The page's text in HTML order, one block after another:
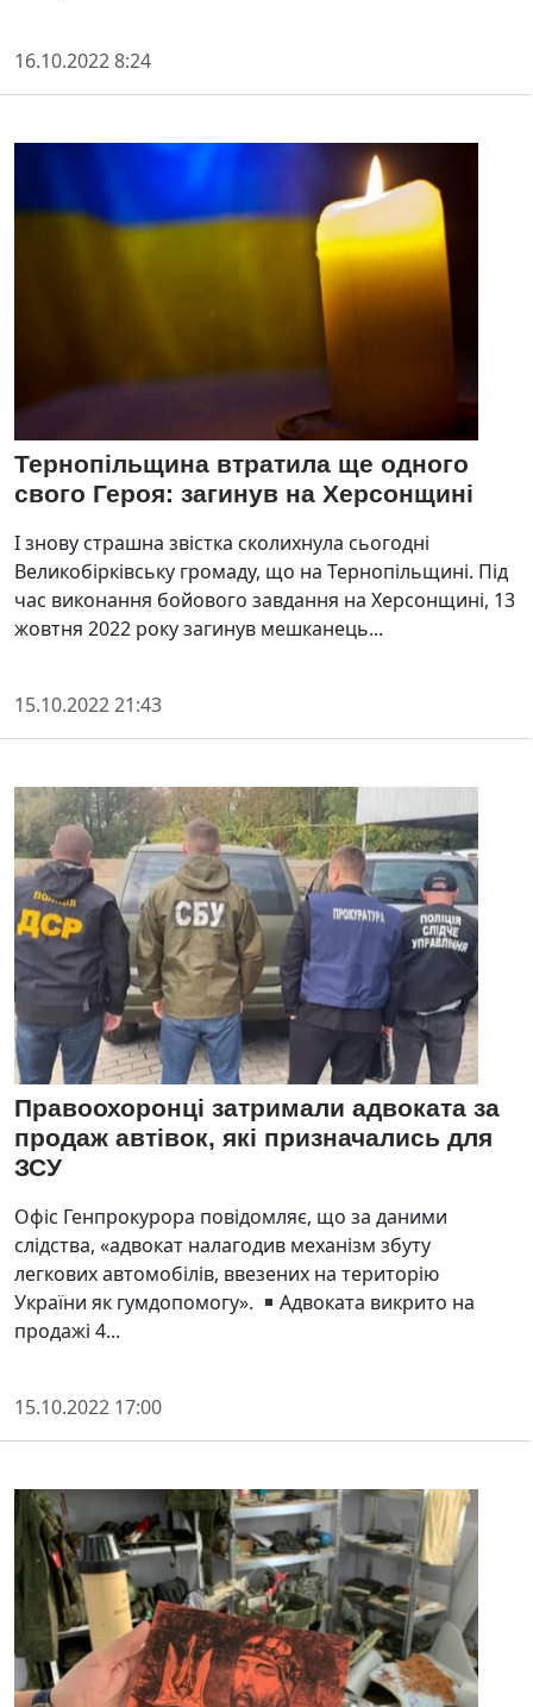
16.10.2022 8:24
Тернопільщина втратила ще одного
свого Героя: загинув на Херсонщині
І знову страшна звістка сколихнула сьогодні
Великобірківську громаду, що на Тернопільщині. Під
час виконання бойового завдання на Херсонщині, 13
жовтня 2022 року загинув мешканець...
15.10.2022 21:43
Правоохоронці затримали адвоката за
продаж автівок, які призначались для
ЗСУ
Офіс Генпрокурора повідомляє, що за даними
слідства, «адвокат налагодив механізм збуту
легкових автомобілів, ввезених на територію
України як гумдопомогу».
Адвоката викрито на
продажі 4...
15.10.2022 17:00